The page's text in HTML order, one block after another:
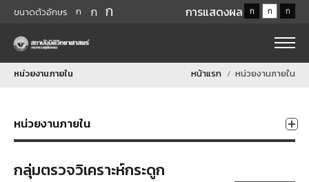
ขนาดตัวอักษร ก ก ก การแสดงผล ก ก ก
หน่วยงานภายใน หน้าแรก หน่วยงานภายใน
หน่วยงานภายใน
กลุ่มตรวจวิเคราะห์กระดูก